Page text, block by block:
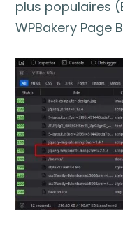
plus populaires
WPBakery Page